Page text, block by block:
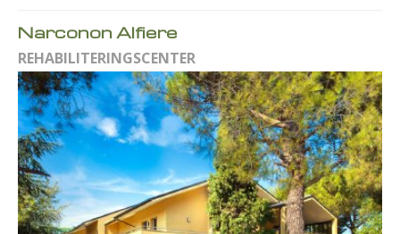
Narconon Alfiere
REHABILITERINGSCENTER